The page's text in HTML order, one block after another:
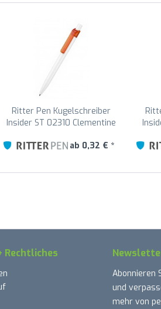
Ritter Pen Kugelschreiber
Insider ST 02310 Clementine
ab 0,32 € *
Rechtliches
Abonnieren
und
mehr von